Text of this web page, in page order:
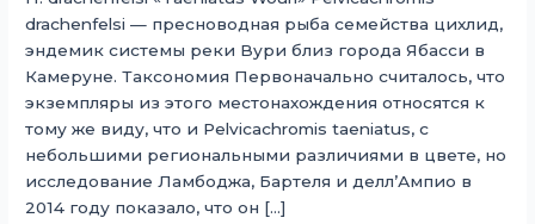
drachenfelsi — пресноводная рыба семейства цихлид,
эндемик системы реки Вури близ города Ябасси в
Камеруне. Таксономия Первоначально считалось, что
экземпляры из этого местонахождения относятся к
тому же виду, что и Pelvicachromis taeniatus, с
небольшими региональными различиями в цвете, но
исследование Ламбоджа, Бартеля и делл’Ампио в
2014 году показало, что он […]